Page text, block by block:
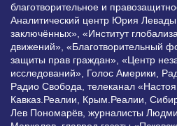
благотворительное и
Аналитический центр Юрия
заключённых», «Институт
движений», «Благотворительный
защиты прав граждан», «Центр
исследований», Голос Америки,
Радио Свобода, телеканал
Кавказ.Реалии, Крым.Реалии,
Лев Пономарёв, журналисты